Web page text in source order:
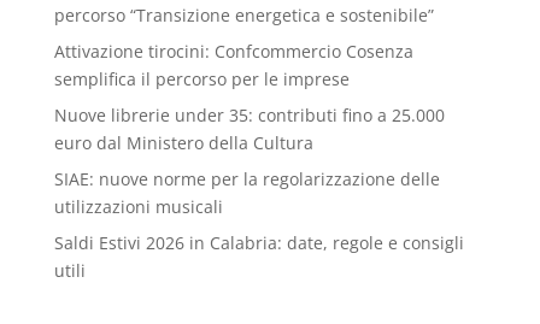
percorso “Transizione energetica e sostenibile”
Attivazione tirocini: Confcommercio Cosenza
semplifica il percorso per le imprese
Nuove librerie under 35: contributi fino a 25.000
euro dal Ministero della Cultura
SIAE: nuove norme per la regolarizzazione delle
utilizzazioni musicali
Saldi Estivi 2026 in Calabria: date, regole e consigli
utili